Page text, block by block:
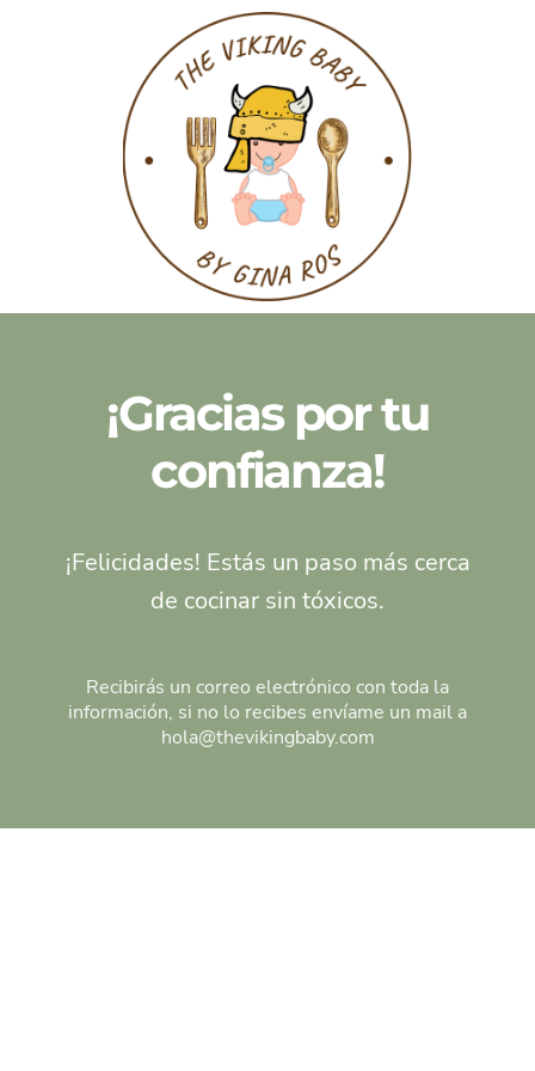
¡Gracias por tu
confianza!
¡Felicidades! Estás un paso más cerca
de cocinar sin tóxicos.
Recibirás un correo electrónico con toda la
información, si no lo recibes envíame un mail a
hola@thevikingbaby.com